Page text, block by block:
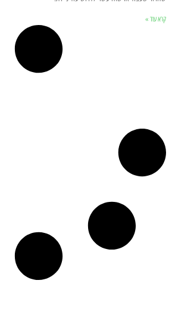
קרא עוד »